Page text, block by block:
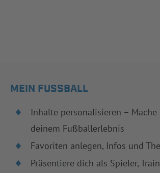
MEIN FUSSBALL
Inhalte personalisieren – Mache
deinem Fußballerlebnis
Favoriten anlegen, Infos und
Präsentiere dich als Spieler,